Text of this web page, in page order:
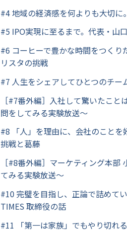
#4 地域の経済感を何よりも大切
#5 IPO実現に至るまで。代表・山
#6 コーヒーで豊かな時間をつく
リスタの挑戦
#7 人生をシェアしてひとつのチ
［#7番外編］入社して驚いたこ
問をしてみる実験放送～
#8 「人」を理由に、会社のことを
挑戦と葛藤
［#8番外編］マーケティング本
てみる実験放送～
#10 完璧を目指し、正論で詰めて
TIMES 取締役の話
#11 「第一は家族」でもやり切れ